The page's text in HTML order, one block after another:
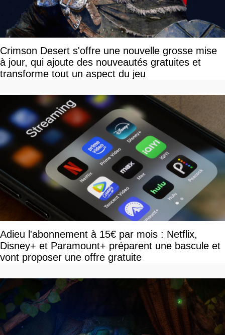
Crimson Desert s'offre une nouvelle grosse mise
à jour, qui ajoute des nouveautés gratuites et
transforme tout un aspect du jeu
Adieu l'abonnement à 15€ par mois : Netflix,
Disney+ et Paramount+ préparent une bascule et
vont proposer une offre gratuite